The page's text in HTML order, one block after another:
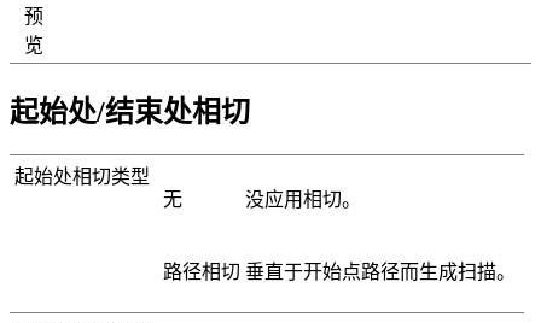
预
览
起始处/结束处相切
起始处相切类型
无
没应用相切。
路径相切 垂直于开始点路径而生成扫描。